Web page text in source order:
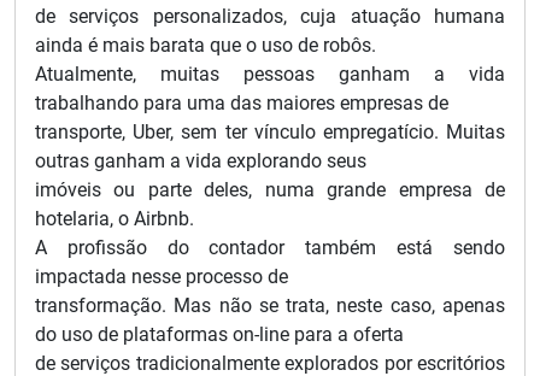
de serviços personalizados, cuja atuação humana
ainda é mais barata que o uso de robôs.
Atualmente, muitas pessoas ganham a vida
trabalhando para uma das maiores empresas de
transporte, Uber, sem ter vínculo empregatício. Muitas
outras ganham a vida explorando seus
imóveis ou parte deles, numa grande empresa de
hotelaria, o Airbnb.
A profissão do contador também está sendo
impactada nesse processo de
transformação. Mas não se trata, neste caso, apenas
do uso de plataformas on-line para a oferta
de serviços tradicionalmente explorados por escritórios